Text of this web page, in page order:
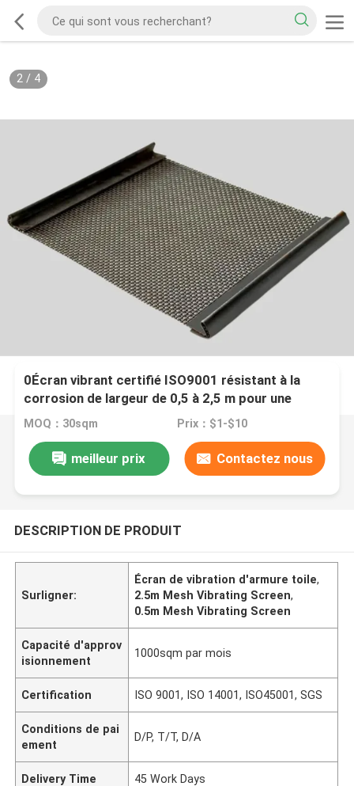
2/ 4
0Écran vibrant certifié ISO9001 résistant à la
corrosion de largeur de 0,5 à 2,5 m pour une
utilisation industrielle
MOQ：30sqm Prix：$1-$10
meilleur prix Contactez nous
DESCRIPTION DE PRODUIT
Surligner:
Écran de vibration d'armure toile,
2.5m Mesh Vibrating Screen,
0.5m Mesh Vibrating Screen
Capacité d'approv
isionnement
1000sqm par mois
Certification ISO 9001, ISO 14001, ISO45001, SGS
Conditions de pai
ement
D/P, T/T, D/A
Delivery Time 45 Work Days